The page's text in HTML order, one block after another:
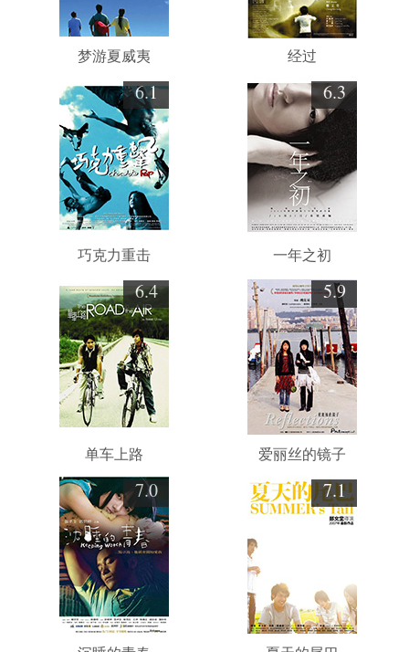
梦游夏威夷 经过
6.1
巧克力重击
6.3
一年之初
6.4
单车上路
5.9
爱丽丝的镜子
7.0 7.1